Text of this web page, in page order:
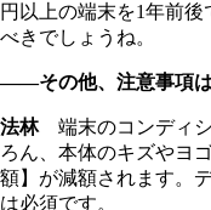
円以上の端末を1年前
べきでしょうね。
――その他、注意事項
法林端末のコンディシ
ろん、本体のキズやヨ
額】が減額されます。
は必須です。